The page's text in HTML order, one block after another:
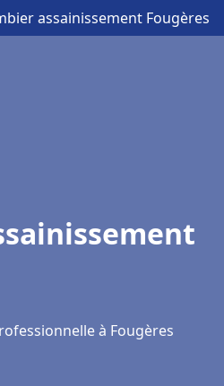
assainissement Fougères
à Fougères